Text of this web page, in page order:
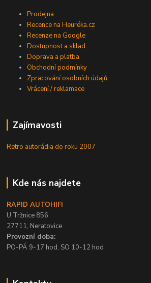
Prodejna
Recence na Heuréka.cz
Recenze na Google
Dostupnost a sklad
Doprava a platba
Obchodní podmínky
Zpracování osobních údajů
Vrácení / reklamace
Zajímavosti
Retro autorádia do roku 2007
Kde nás najdete
RAPID AUTOHIFI
U Tržnice 856
27711, Neratovice
Provozní doba:
PO-PÁ 9-17 hod, SO 10-12 hod